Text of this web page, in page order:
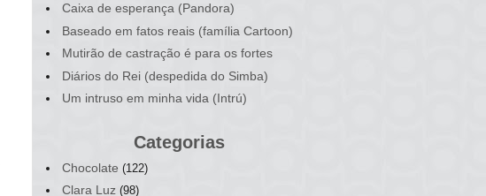
Caixa de esperança (Pandora)
Baseado em fatos reais (família Cartoon)
Mutirão de castração é para os fortes
Diários do Rei (despedida do Simba)
Um intruso em minha vida (Intrú)
Categorias
Chocolate (122)
Clara Luz (98)